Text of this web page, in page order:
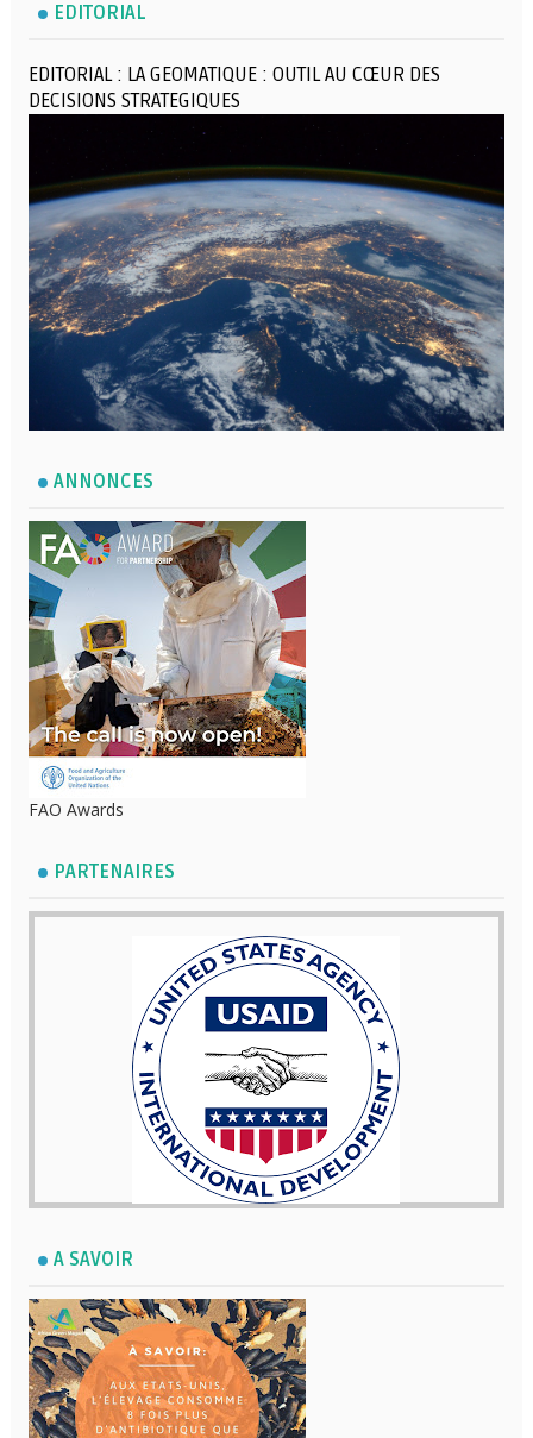
EDITORIAL
EDITORIAL : LA GEOMATIQUE : OUTIL AU CŒUR DES
DECISIONS STRATEGIQUES
ANNONCES
FAO Awards
PARTENAIRES
A SAVOIR